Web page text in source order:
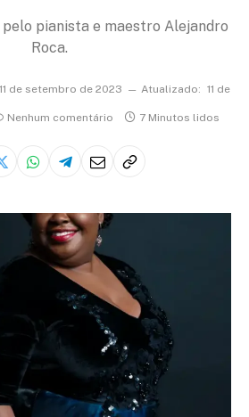
pianista e maestro Alejandro
Roca.
11 de setembro de 2023 Atualizado: 11 de
Nenhum comentário 7 Minutos lidos